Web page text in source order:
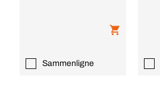
Sammenligne